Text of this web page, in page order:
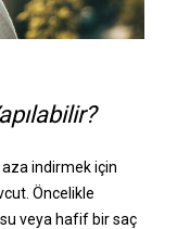
aza indirmek için
Öncelikle
veya hafif bir saç